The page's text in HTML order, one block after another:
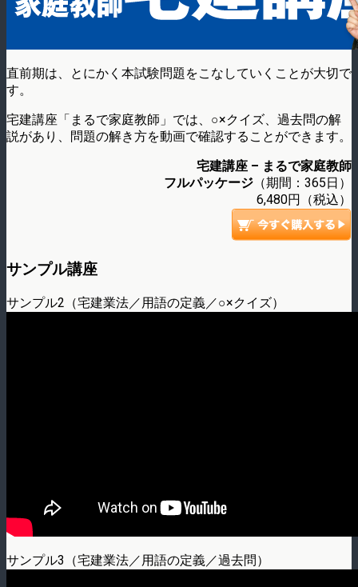
直前期は、とにかく本試験問題をこなしていくことが大切で
す。
宅建講座「まるで家庭教師」では、○×クイズ、過去問の解
説があり、問題の解き方を動画で確認することができます。
宅建講座 – まるで家庭教師
フルパッケージ （期間：365日）
6,480円（税込）
サンプル講座
サンプル2（宅建業法／用語の定義／○×クイズ）
サンプル3（宅建業法／用語の定義／過去問）